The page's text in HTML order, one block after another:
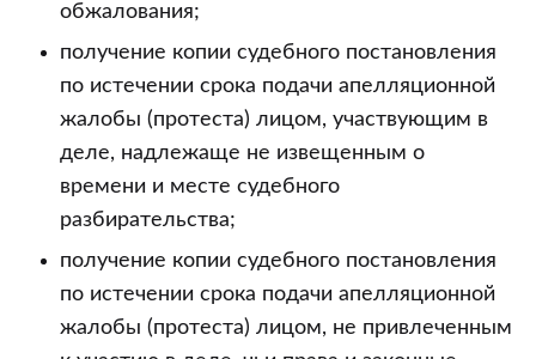
обжалования;
получение копии судебного постановления
по истечении срока подачи апелляционной
жалобы (протеста) лицом, участвующим в
деле, надлежаще не извещенным о
времени и месте судебного
разбирательства;
получение копии судебного постановления
по истечении срока подачи апелляционной
жалобы (протеста) лицом, не привлеченным